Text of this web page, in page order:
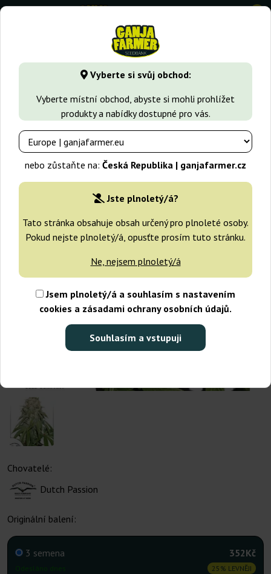
Vyberte si svůj obchod:
Vyberte místní obchod, abyste si mohli prohlížet
produkty a nabídky dostupné pro vás.
nebo zůstaňte na: Česká Republika | ganjafarmer.cz
Jste plnoletý/á?
Tato stránka obsahuje obsah určený pro plnoleté osoby.
Pokud nejste plnoletý/á, opusťte prosím tuto stránku.
Ne, nejsem plnoletý/á
Jsem plnoletý/á a souhlasím s nastavením
cookies a zásadami ochrany osobních údajů.
Souhlasím a vstupuji
0
GanjaFarmer.cz Druhy Marihuany Banana Kush
-25%
+dárky
Chovatelé:
Dutch Passion
Originální balení:
3 semena 352Kč
25% LEVNĚJI